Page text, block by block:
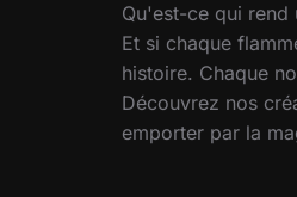
Qu'est-ce qui rend
Et si chaque
histoire. Chaque
Découvrez nos
emporter par la